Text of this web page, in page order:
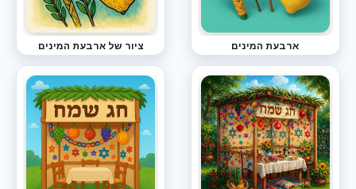
ארבעת המינים ציור של ארבעת המינים